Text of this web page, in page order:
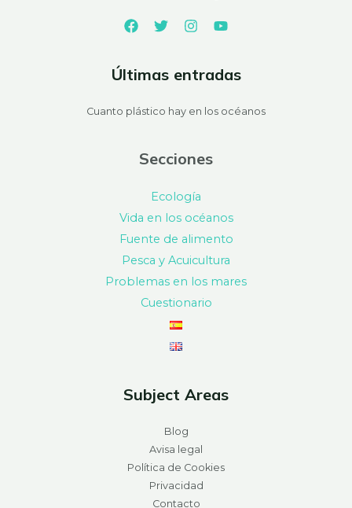
Últimas entradas
Cuanto plástico hay en los océanos
Secciones
Ecología
Vida en los océanos
Fuente de alimento
Pesca y Acuicultura
Problemas en los mares
Cuestionario
Subject Areas
Blog
Avisa legal
Política de Cookies
Privacidad
Contacto